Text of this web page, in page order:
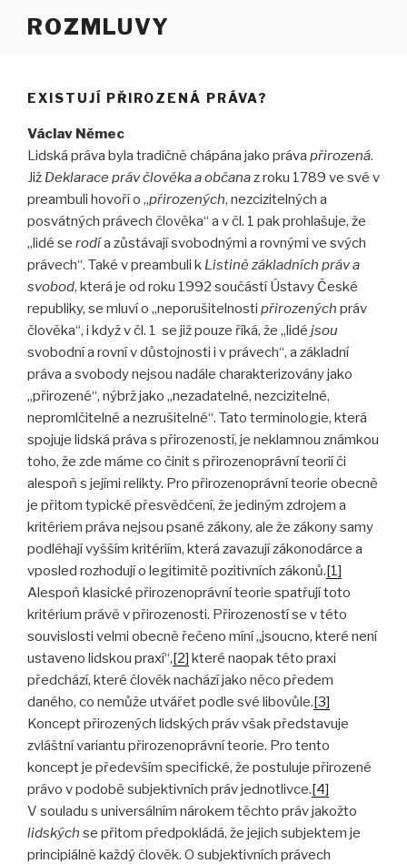
ROZMLUVY
EXISTUJÍ PŘIROZENÁ PRÁVA?
Václav Němec
Lidská práva byla tradičně chápána jako práva přirozená.
Již Deklarace práv člověka a občanaz roku 1789 ve své v
preambuli hovoří o „přirozených, nezcizitelných a
posvátných právech člověka“ a v čl. 1 pak prohlašuje, že
„lidé se rodía zůstávají svobodnými a rovnými ve svých
právech“. Také v preambuli k Listině základních práv a
svobod, která je od roku 1992 součástí Ústavy České
republiky, se mluví o „neporušitelnosti přirozených práv
člověka“, i když v čl. 1 se již pouze říká, že „lidé jsou
svobodní a rovní v důstojnosti i v právech“, a základní
práva a svobody nejsou nadále charakterizovány jako
„přirozené“, nýbrž jako „nezadatelné, nezcizitelné,
nepromlčitelné a nezrušitelné“. Tato terminologie, která
spojuje lidská práva s přirozeností, je neklamnou známkou
toho, že zde máme co činit s přirozenoprávní teorií či
alespoň s jejími relikty. Pro přirozenoprávní teorie obecně
je přitom typické přesvědčení, že jediným zdrojem a
kritériem práva nejsou psané zákony, ale že zákony samy
podléhají vyšším kritériím, která zavazují zákonodárce a
vposled rozhodují o legitimitě pozitivních zákonů.[1]
Alespoň klasické přirozenoprávní teorie spatřují toto
kritérium právě v přirozenosti. Přirozeností se v této
souvislosti velmi obecně řečeno míní „jsoucno, které není
ustaveno lidskou praxí“,[2] které naopak této praxi
předchází, které člověk nachází jako něco předem
daného, co nemůže utvářet podle své libovůle.[3]
Koncept přirozených lidských práv však představuje
zvláštní variantu přirozenoprávní teorie. Pro tento
koncept je především specifické, že postuluje přirozené
právo v podobě subjektivních práv jednotlivce.[4]
V souladu s universálním nárokem těchto práv jakožto
lidských se přitom předpokládá, že jejich subjektem je
principiálně každý člověk. O subjektivních právech